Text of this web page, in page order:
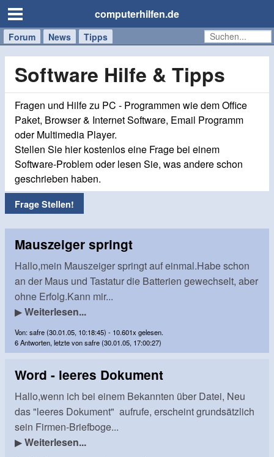
computerhilfen.de
Forum News Tipps
Handy
Windows
Mac
Software Hilfe & Tipps
Fragen und Hilfe zu PC - Programmen wie dem Office
Paket, Browser & Internet Software, Email Programm
oder Multimedia Player.
Stellen Sie hier kostenlos eine Frage bei einem
Software-Problem oder lesen Sie, was andere schon
geschrieben haben.
Frage Stellen!
Mauszeiger springt
Hallo,mein Mauszeiger springt auf einmal.Habe schon
an der Maus und Tastatur die Batterien gewechselt, aber
ohne Erfolg.Kann mir...
▶Weiterlesen...
Von: safre (30.01.05, 10:18:45) - 10.601x gelesen.
6 Antworten, letzte von safre (30.01.05, 17:00:27)
Word - leeres Dokument
Hallo,wenn ich bei einem Bekannten über Datei, Neu
das "leeres Dokument" aufrufe, erscheint grundsätzlich
sein Firmen-Briefboge...
▶Weiterlesen...